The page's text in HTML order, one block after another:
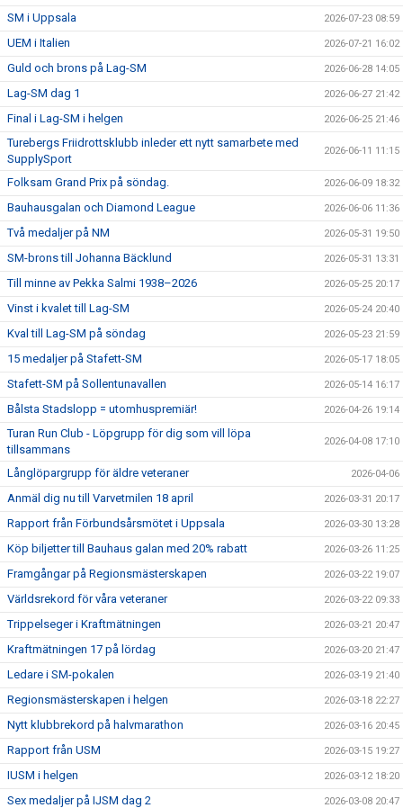
SM i Uppsala 2026-07-23 08:59
UEM i Italien 2026-07-21 16:02
Guld och brons på Lag-SM 2026-06-28 14:05
Lag-SM dag 1 2026-06-27 21:42
Final i Lag-SM i helgen 2026-06-25 21:46
Turebergs Friidrottsklubb inleder ett nytt samarbete med
SupplySport
2026-06-11 11:15
Folksam Grand Prix på söndag. 2026-06-09 18:32
Bauhausgalan och Diamond League 2026-06-06 11:36
Två medaljer på NM 2026-05-31 19:50
SM-brons till Johanna Bäcklund 2026-05-31 13:31
Till minne av Pekka Salmi 1938–2026 2026-05-25 20:17
Vinst i kvalet till Lag-SM 2026-05-24 20:40
Kval till Lag-SM på söndag 2026-05-23 21:59
15 medaljer på Stafett-SM 2026-05-17 18:05
Stafett-SM på Sollentunavallen 2026-05-14 16:17
Bålsta Stadslopp = utomhuspremiär! 2026-04-26 19:14
Turan Run Club - Löpgrupp för dig som vill löpa
tillsammans
2026-04-08 17:10
Långlöpargrupp för äldre veteraner 2026-04-06
Anmäl dig nu till Varvetmilen 18 april 2026-03-31 20:17
Rapport från Förbundsårsmötet i Uppsala 2026-03-30 13:28
Köp biljetter till Bauhaus galan med 20% rabatt 2026-03-26 11:25
Framgångar på Regionsmästerskapen 2026-03-22 19:07
Världsrekord för våra veteraner 2026-03-22 09:33
Trippelseger i Kraftmätningen 2026-03-21 20:47
Kraftmätningen 17 på lördag 2026-03-20 21:47
Ledare i SM-pokalen 2026-03-19 21:40
Regionsmästerskapen i helgen 2026-03-18 22:27
Nytt klubbrekord på halvmarathon 2026-03-16 20:45
Rapport från USM 2026-03-15 19:27
IUSM i helgen 2026-03-12 18:20
Sex medaljer på IJSM dag 2 2026-03-08 20:47